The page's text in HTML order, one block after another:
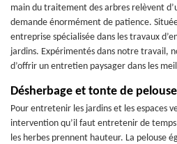
main du traitement des arbres relèvent
demande énormément de patience.
entreprise spécialisée dans les travaux
jardins. Expérimentés dans notre travail,
d’offrir un entretien paysager dans les
Désherbage et tonte de
Pour entretenir les jardins et les espaces
intervention qu’il faut entretenir de
les herbes prennent hauteur. La pelouse